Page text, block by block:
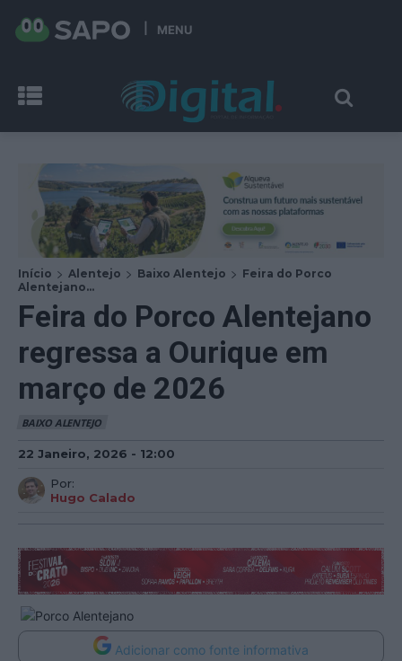
MENU
Início Alentejo Baixo Alentejo
Feira do Porco
Alentejano...
Feira do Porco Alentejano
regressa a Ourique em
março de 2026
BAIXO ALENTEJO
22 Janeiro, 2026 - 12:00
Por:
Hugo Calado
Adicionar como fonte informativa